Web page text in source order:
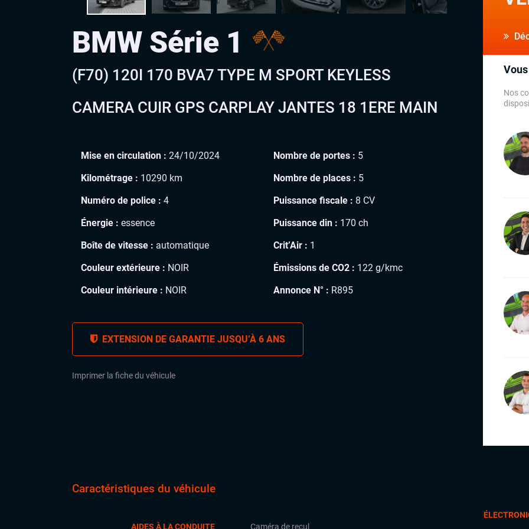
BMW Série 1
(F70) 120I 170 BVA7 TYPE M SPORT KEYLESS
CAMERA CUIR GPS CARPLAY JANTES 18 1ERE MAIN
Mise en circulation : 24/10/2024
Kilométrage : 10290 km
Numéro de police : 4
Énergie : essence
Boîte de vitesse : automatique
Couleur extérieure : NOIR
Couleur intérieure : NOIR
Nombre de portes : 5
Nombre de places : 5
Puissance fiscale : 8 CV
Puissance din : 170 ch
Crit’Air : 1
Émissions de CO2 : 122 g/kmc
Annonce N° : R895
EXTENSION DE GARANTIE JUSQU’À 6 ANS
Imprimer la fiche du véhicule
Nos
Caractéristiques du véhicule
AIDES À LA CONDUITE
Caméra de recul